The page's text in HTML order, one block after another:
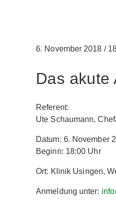
6. November 2018 /
Das akute
Referent:
Ute Schaumann,
Datum: 6. November
Beginn: 18:00 Uhr
Ort: Klinik Usingen,
Anmeldung unter: